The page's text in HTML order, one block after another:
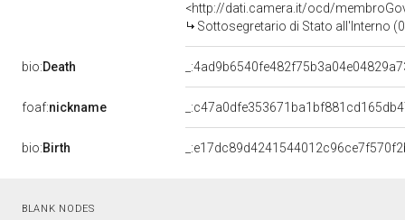
<http://dati.camera.it/ocd/
Sottosegretario di Stato all'Interno
bio:Death
foaf:nickname
bio:Birth
BLANK NODES